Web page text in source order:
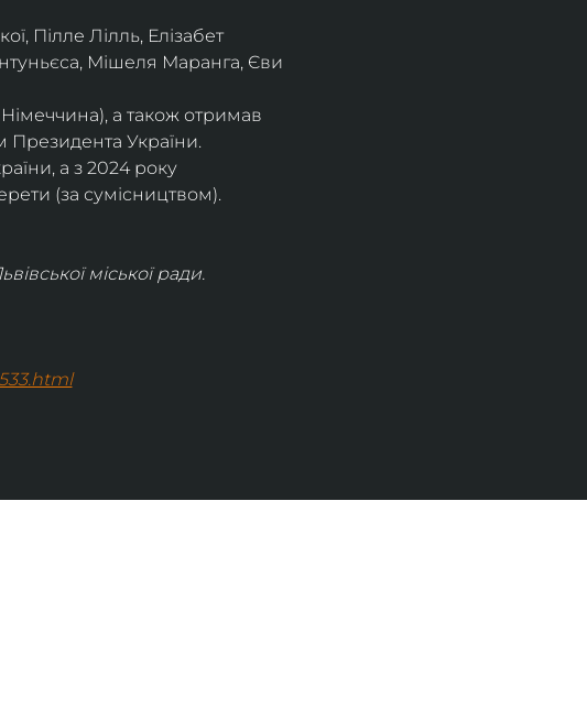
Пілле Лілль, Елізабет
Мішеля Маранга, Єви
а також отримав
Президента України.
а з 2024 року
(за сумісництвом).
міської ради.